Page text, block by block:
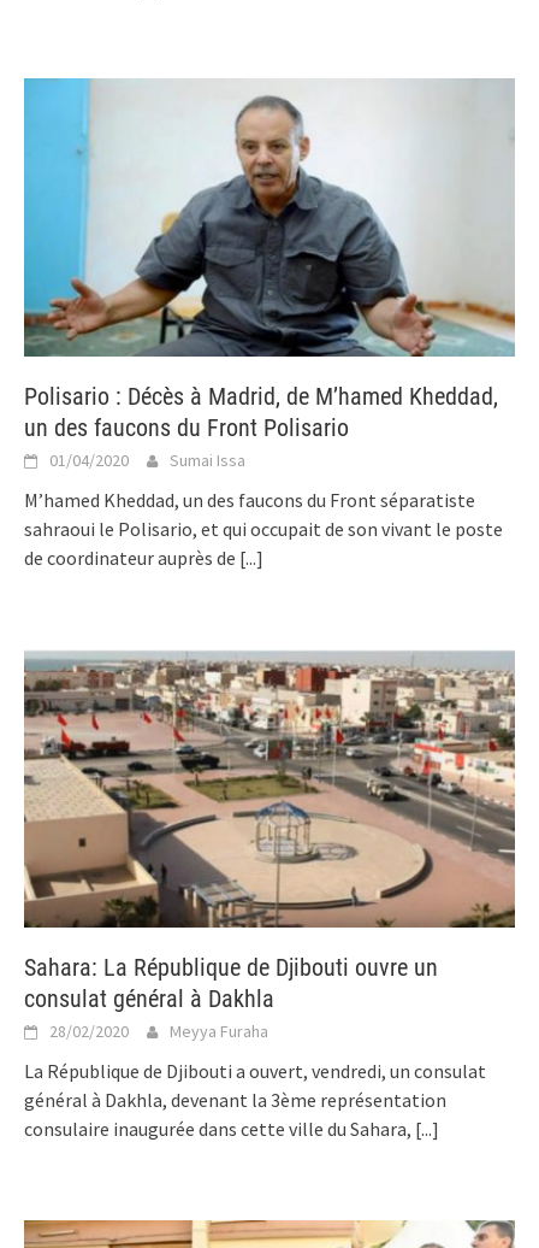
Polisario : Décès à Madrid, de M’hamed Kheddad,
un des faucons du Front Polisario
01/04/2020 Sumai Issa
M’hamed Kheddad, un des faucons du Front séparatiste
sahraoui le Polisario, et qui occupait de son vivant le poste
de coordinateur auprès de [...]
Sahara: La République de Djibouti ouvre un
consulat général à Dakhla
28/02/2020 Meyya Furaha
La République de Djibouti a ouvert, vendredi, un consulat
général à Dakhla, devenant la 3ème représentation
consulaire inaugurée dans cette ville du Sahara, [...]